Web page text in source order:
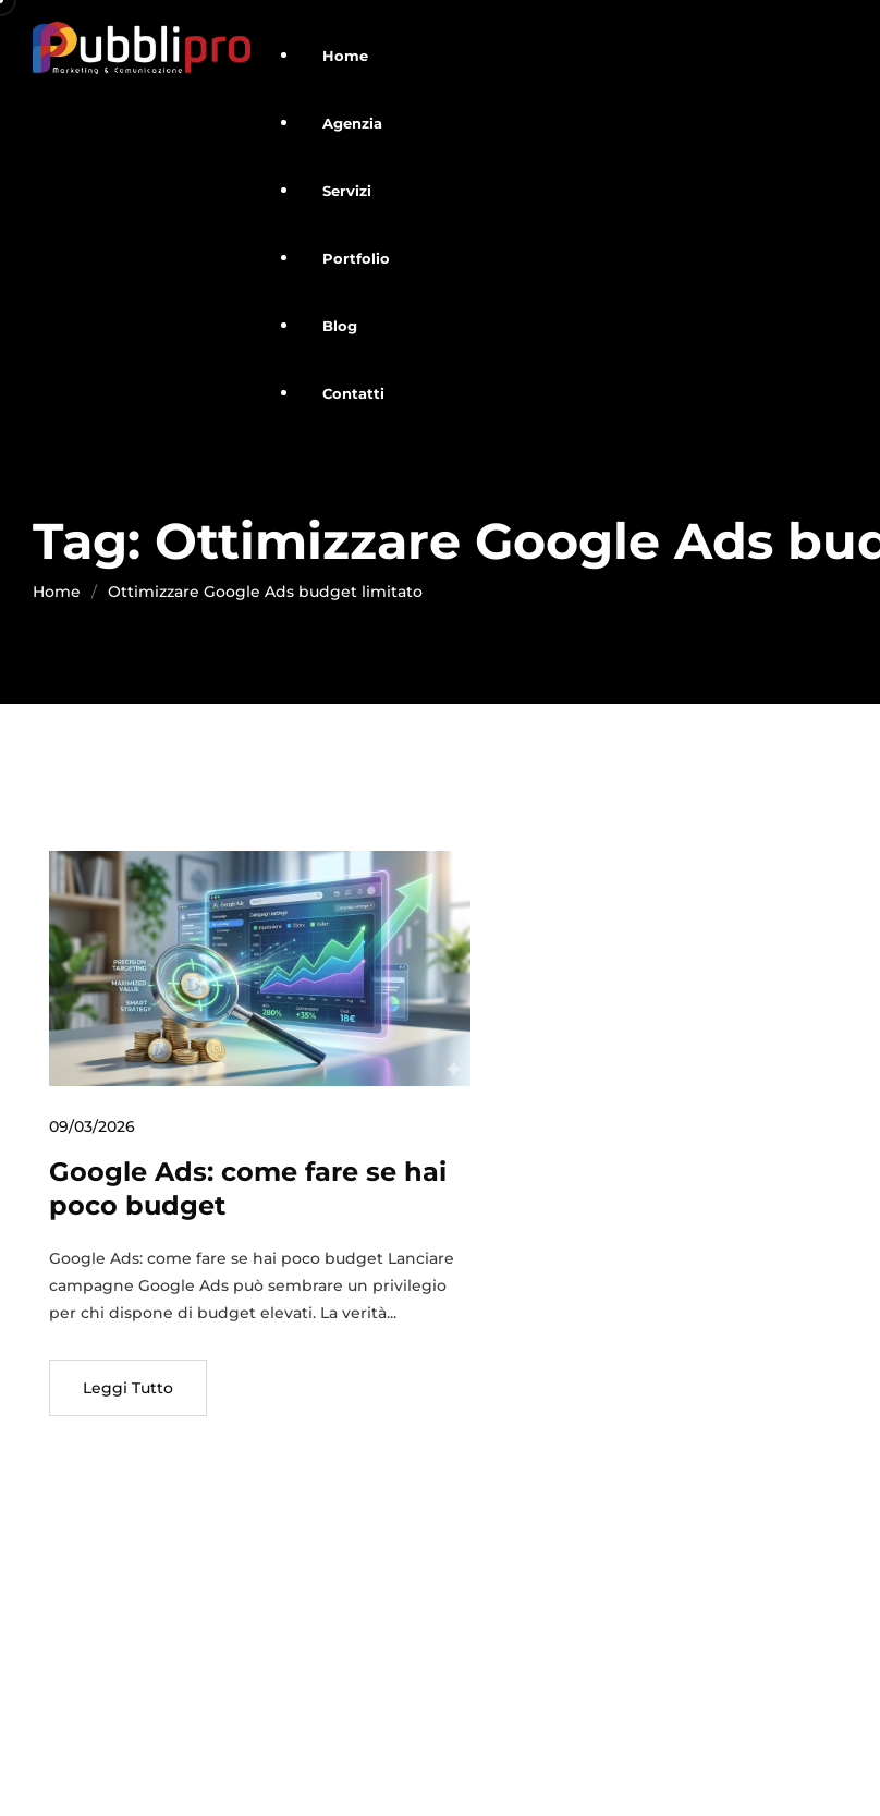
Home
Agenzia
Servizi
Portfolio
Blog
Contatti
Tag: Ottimizzare Google Ads
Home Ottimizzare Google Ads budget limitato
09/03/2026
Google Ads: come fare se hai
poco budget
Google Ads: come fare se hai poco budget Lanciare
campagne Google Ads può sembrare un privilegio
per chi dispone di budget elevati. La verità...
Leggi Tutto